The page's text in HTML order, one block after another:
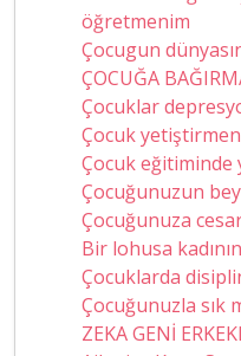
öğretmenim
Çocugun
ÇOCUĞA
Çocuklar
Çocuk
Çocuk eğitiminde
Çocuğunuzun
Çocuğunuza
Bir lohusa
Çocuklarda
Çocuğunuzla sık
ZEKA GENİ